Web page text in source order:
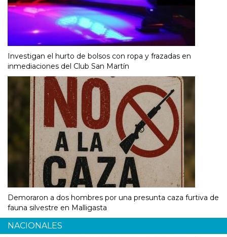
Investigan el hurto de bolsos con ropa y frazadas en
inmediaciones del Club San Martín
Demoraron a dos hombres por una presunta caza furtiva de
fauna silvestre en Malligasta
NACIONALES